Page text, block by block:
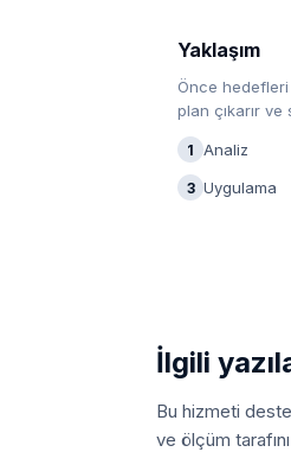
Yaklaşım
Önce
plan çıkarır
1 Analiz
3 Uygulama
İlgili
Bu hizmeti
ve ölçüm